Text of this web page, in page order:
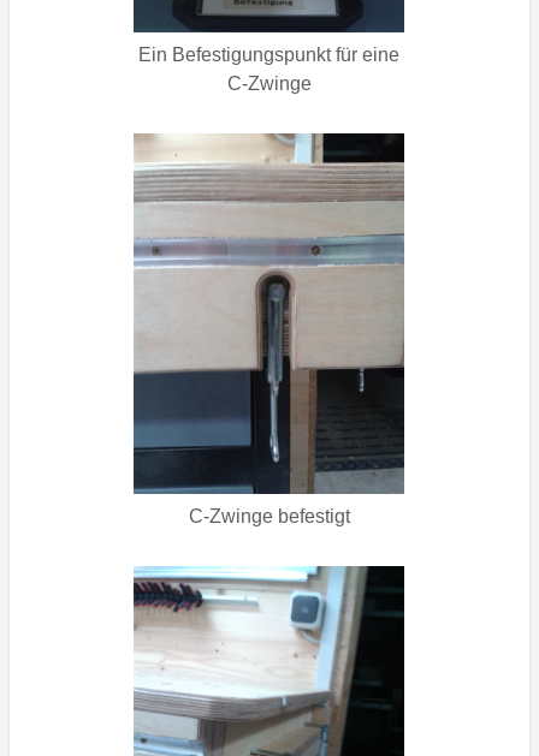
Ein Befestigungspunkt für eine
C-Zwinge
C-Zwinge befestigt